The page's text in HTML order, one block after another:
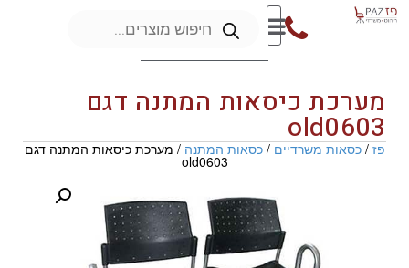
מערכת כיסאות המתנה דגם
old0603
פז/כסאות משרדיים/כסאות המתנה/ מערכת כיסאות המתנה דגם
old0603